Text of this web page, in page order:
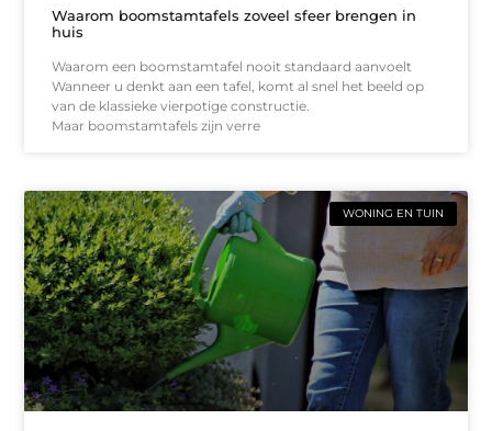
Waarom boomstamtafels zoveel sfeer brengen in
huis
Waarom een boomstamtafel nooit standaard aanvoelt
Wanneer u denkt aan een tafel, komt al snel het beeld op
van de klassieke vierpotige constructie.
Maar boomstamtafels zijn verre
WONING EN TUIN